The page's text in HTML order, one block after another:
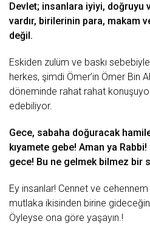
Devlet; insanlara iyiyi, doğruyu
vardır, birilerinin para, makam
değil.
Eskiden zulüm ve baskı
herkes, şimdi Ömer’in Ömer Bin
döneminde rahat rahat
edebiliyor.
Gece, sabaha doğuracak
kıyamete gebe! Aman ya
gece! Bu ne gelmek bilmez bir
Ey insanlar! Cennet ve cehennem
mutlaka ikisinden birine
Öyleyse ona göre yaşayın.!